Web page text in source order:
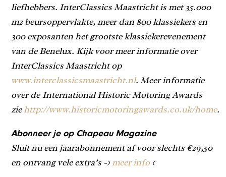
liefhebbers. InterClassics Maastricht is met 35.000
m2 beursoppervlakte, meer dan 800 klassiekers en
300 exposanten het grootste klassiekerevenement
van de Benelux. Kijk voor meer informatie over
InterClassics Maastricht op
www.interclassicsmaastricht.nl. Meer informatie
over de International Historic Motoring Awards
ziehttp://www.historicmotoringawards.co.uk/home.
Abonneer je op Chapeau Magazine
Sluit nu een jaarabonnement af voor slechts €29,50
en ontvang vele extra’s ->meer info <